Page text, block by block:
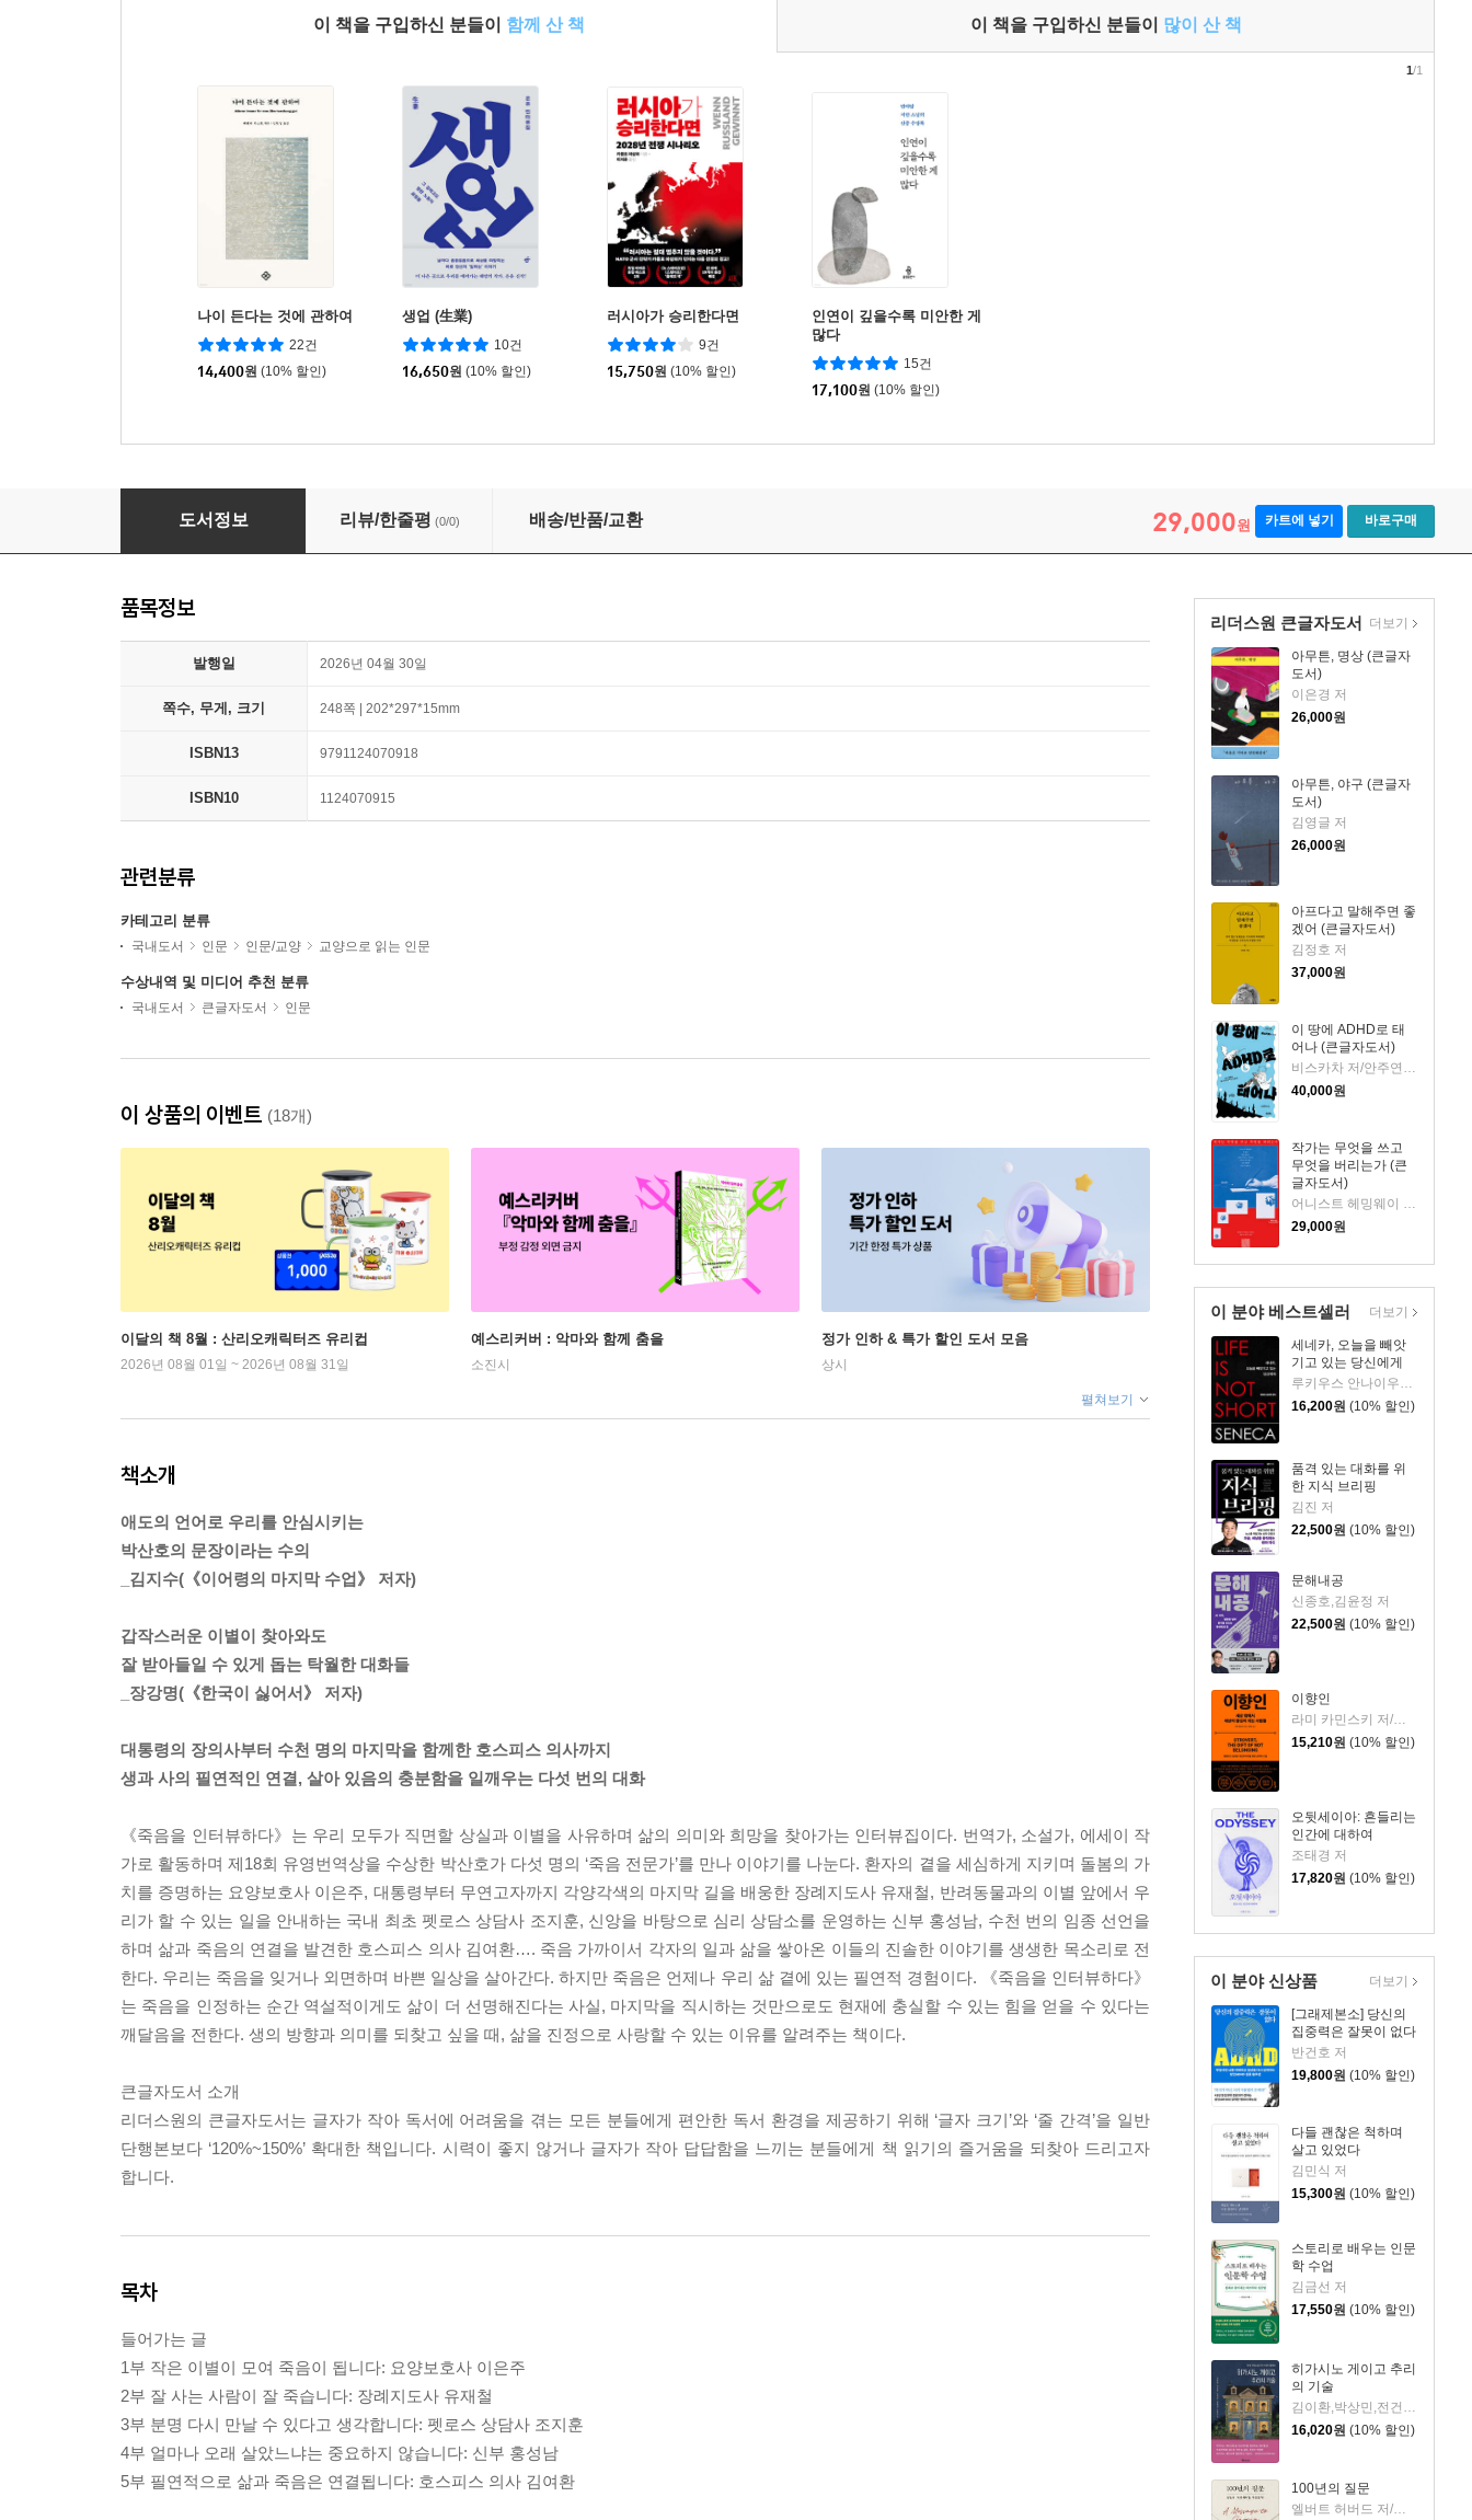
이 책을 구입하신 분들이 함께 산 책 이 책을 구입하신 분들이 많이 산 책
나이 든다는 것에 관하여
22건
14,400원 (10% 할인)
생업 (生業)
10건
16,650원 (10% 할인)
러시아가 승리한다면
9건
15,750원 (10% 할인)
인연이 깊을수록 미안한 게
많다
15건
17,100원 (10% 할인)
1/1
죽음을 인터뷰하다 (큰글자도서)
도서정보 리뷰/한줄평 (0/0) 배송/반품/교환 29,000원 카트에 넣기 바로구매
리더스원 큰글자도서
아무튼, 명상 (큰글자
도서)
이은경 저
26,000원
아무튼, 야구 (큰글자
도서)
김영글 저
26,000원
아프다고 말해주면 좋
겠어 (큰글자도서)
김정호 저
37,000원
이 땅에 ADHD로 태
어나 (큰글자도서)
비스카차 저/안주연 감수
40,000원
작가는 무엇을 쓰고
무엇을 버리는가 (큰
글자도서)
어니스트 헤밍웨이 등저/최민우 역
29,000원
더보기
이 분야 베스트셀러
세네카, 오늘을 빼앗
기고 있는 당신에게
16,200원 (10% 할인)
품격 있는 대화를 위
한 지식 브리핑
김진 저
22,500원 (10% 할인)
문해내공
신종호,김윤정 저
22,500원 (10% 할인)
이향인
라미 카민스키 저/최지숙 역
15,210원 (10% 할인)
오뒷세이아: 흔들리는
인간에 대하여
조태경 저
17,820원 (10% 할인)
더보기
이 분야 신상품
[그래제본소] 당신의
집중력은 잘못이 없다
반건호 저
19,800원 (10% 할인)
다들 괜찮은 척하며
살고 있었다
김민식 저
15,300원 (10% 할인)
스토리로 배우는 인문
학 수업
김금선 저
17,550원 (10% 할인)
히가시노 게이고 추리
의 기술
김이환,박상민,전건우,정명섭,조동신 저
16,020원 (10% 할인)
100년의 질문
엘버트 허버드 저/충희 편
더보기
품목정보
발행일 2026년 04월 30일
쪽수, 무게, 크기 248쪽 | 202*297*15mm
ISBN13 9791124070918
ISBN10 1124070915
관련분류
카테고리 분류
국내도서 인문 인문/교양 교양으로 읽는 인문
수상내역 및 미디어 추천 분류
국내도서 큰글자도서 인문
이 상품의 이벤트 (18개)
이달의 책 8월 : 산리오캐릭터즈 유리컵
2026년 08월 01일 ~ 2026년 08월 31일
예스리커버 : 악마와 함께 춤을
소진시
정가 인하 & 특가 할인 도서 모음
상시
펼쳐보기
책소개
애도의 언어로 우리를 안심시키는
박산호의 문장이라는 수의
_김지수(《이어령의 마지막 수업》 저자)
갑작스러운 이별이 찾아와도
잘 받아들일 수 있게 돕는 탁월한 대화들
_장강명(《한국이 싫어서》 저자)
대통령의 장의사부터 수천 명의 마지막을 함께한 호스피스 의사까지
생과 사의 필연적인 연결, 살아 있음의 충분함을 일깨우는 다섯 번의 대화
《죽음을 인터뷰하다》는 우리 모두가 직면할 상실과 이별을 사유하며 삶의 의미와 희망을 찾아가는 인터뷰집이다. 번역가, 소설가, 에세이 작
가로 활동하며 제18회 유영번역상을 수상한 박산호가 다섯 명의 ‘죽음 전문가’를 만나 이야기를 나눈다. 환자의 곁을 세심하게 지키며 돌봄의 가
치를 증명하는 요양보호사 이은주, 대통령부터 무연고자까지 각양각색의 마지막 길을 배웅한 장례지도사 유재철, 반려동물과의 이별 앞에서 우
리가 할 수 있는 일을 안내하는 국내 최초 펫로스 상담사 조지훈, 신앙을 바탕으로 심리 상담소를 운영하는 신부 홍성남, 수천 번의 임종 선언을
하며 삶과 죽음의 연결을 발견한 호스피스 의사 김여환…. 죽음 가까이서 각자의 일과 삶을 쌓아온 이들의 진솔한 이야기를 생생한 목소리로 전
한다. 우리는 죽음을 잊거나 외면하며 바쁜 일상을 살아간다. 하지만 죽음은 언제나 우리 삶 곁에 있는 필연적 경험이다. 《죽음을 인터뷰하다》
는 죽음을 인정하는 순간 역설적이게도 삶이 더 선명해진다는 사실, 마지막을 직시하는 것만으로도 현재에 충실할 수 있는 힘을 얻을 수 있다는
깨달음을 전한다. 생의 방향과 의미를 되찾고 싶을 때, 삶을 진정으로 사랑할 수 있는 이유를 알려주는 책이다.
큰글자도서 소개
리더스원의 큰글자도서는 글자가 작아 독서에 어려움을 겪는 모든 분들에게 편안한 독서 환경을 제공하기 위해 ‘글자 크기’와 ‘줄 간격’을 일반
단행본보다 ‘120%~150%’ 확대한 책입니다. 시력이 좋지 않거나 글자가 작아 답답함을 느끼는 분들에게 책 읽기의 즐거움을 되찾아 드리고자
합니다.
목차
들어가는 글
1부 작은 이별이 모여 죽음이 됩니다: 요양보호사 이은주
2부 잘 사는 사람이 잘 죽습니다: 장례지도사 유재철
3부 분명 다시 만날 수 있다고 생각합니다: 펫로스 상담사 조지훈
4부 얼마나 오래 살았느냐는 중요하지 않습니다: 신부 홍성남
5부 필연적으로 삶과 죽음은 연결됩니다: 호스피스 의사 김여환